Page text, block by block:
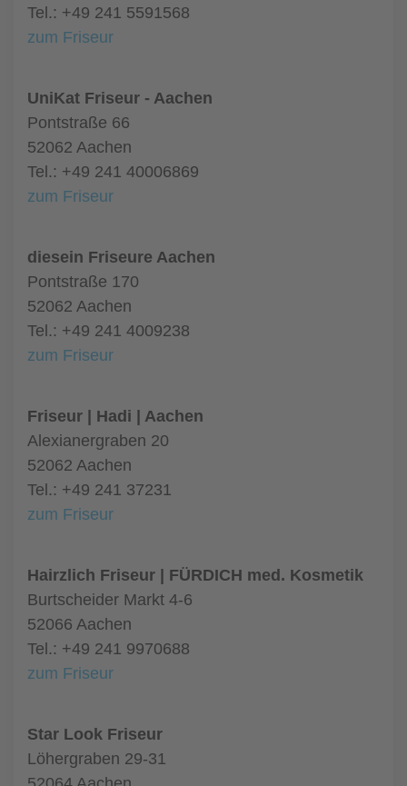
Tel.: +49 241 5591568
zum Friseur
UniKat Friseur - Aachen
Pontstraße 66
52062 Aachen
Tel.: +49 241 40006869
zum Friseur
diesein Friseure Aachen
Pontstraße 170
52062 Aachen
Tel.: +49 241 4009238
zum Friseur
Friseur | Hadi | Aachen
Alexianergraben 20
52062 Aachen
Tel.: +49 241 37231
zum Friseur
Hairzlich Friseur | FÜRDICH med. Kosmetik
Burtscheider Markt 4-6
52066 Aachen
Tel.: +49 241 9970688
zum Friseur
Star Look Friseur
Löhergraben 29-31